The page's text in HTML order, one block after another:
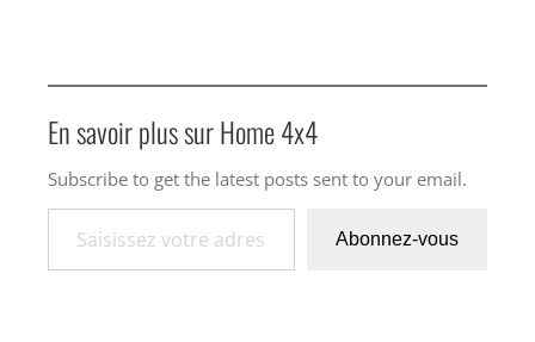
En savoir plus sur Home 4x4
Subscribe to get the latest posts sent to your email.
Saisissez votre adresse e-mail…
Abonnez-vous